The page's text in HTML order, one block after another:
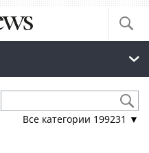
Все категории 199231 ▼